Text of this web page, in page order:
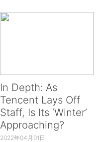
In Depth: As
Tencent Lays Off
Staff, Is Its ‘Winter’
Approaching?
2022年04月01日